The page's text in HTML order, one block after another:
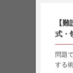
【
式・
問題
する